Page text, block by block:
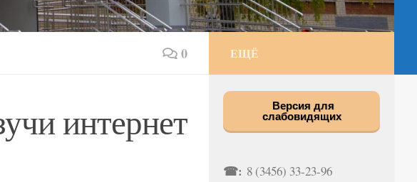
0
интернет
ЕЩЁ
Версия для
слабовидящих
☎: 8 (3456) 33-23-96